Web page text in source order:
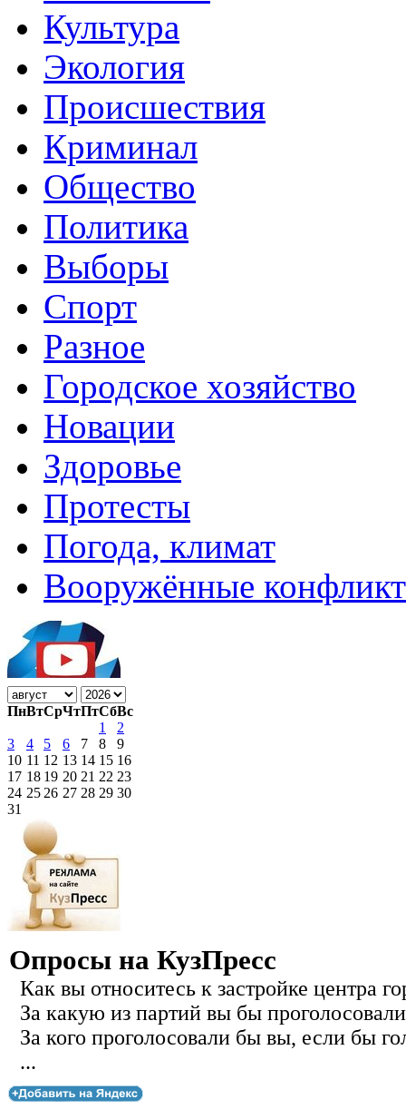
Культура
Экология
Происшествия
Криминал
Общество
Политика
Выборы
Спорт
Разное
Городское хозяйство
Новации
Здоровье
Протесты
Погода, климат
Вооружённые
ПнВтСрЧтПтСбВс
1
2
3
4 5 6 7 8
9
10 11 12 13 14 15 16
17 18 19 20 21 22 23
24 25 26 27 28 29 30
31
Опросы на КузПресс
Как вы относитесь к застройке центра
За какую из партий вы бы
За кого проголосовали бы вы, если бы
...